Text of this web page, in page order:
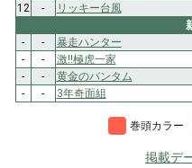
12
- リッキー台風
-
- 暴走ハンター
-
- 激!!極虎一家
-
- 黄金のバンタム
-
- 3年奇面組
巻頭カラー
掲載デ